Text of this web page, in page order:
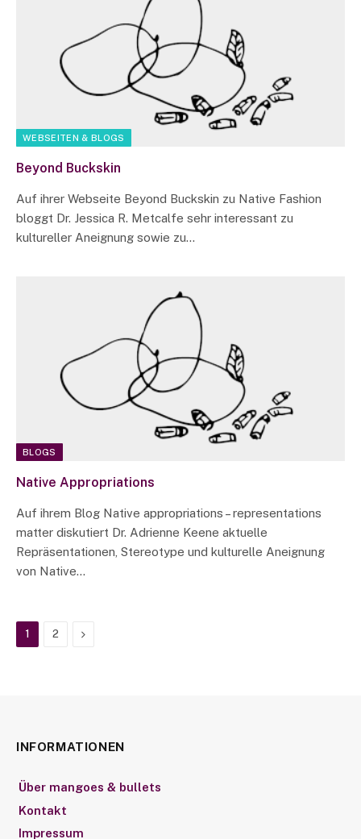
WEBSEITEN & BLOGS
Beyond Buckskin
Auf ihrer Webseite Beyond Buckskin zu Native Fashion
bloggt Dr. Jessica R. Metcalfe sehr interessant zu
kultureller Aneignung sowie zu…
BLOGS
Native Appropriations
Auf ihrem Blog Native appropriations – representations
matter diskutiert Dr. Adrienne Keene aktuelle
Repräsentationen, Stereotype und kulturelle Aneignung
von Native…
1 2 Next
INFORMATIONEN
Über mangoes & bullets
Kontakt
Impressum